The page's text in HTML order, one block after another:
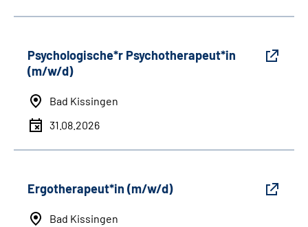
Psychologische*r Psychotherapeut*in
(m/w/d)
Bad Kissingen
31.08.2026
Ergotherapeut*in (m/w/d)
Bad Kissingen